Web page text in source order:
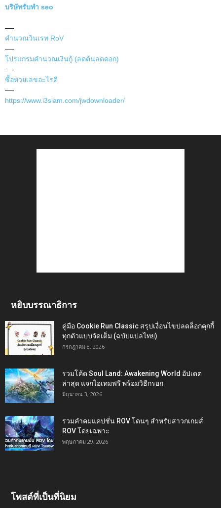
บริษัทรับทำ seo
—-
คำนวณวินเรท RoV
—-
โปรแกรมคำนวณเงินกู้ (ลดต้นลดดอก)
—-
ซื้อหวยเลขอะไรดี
—-
https://www.i3siam.com/jwdownloader/
หยิบบรรณาธิการ
คู่มือ Cookie Run Classic สรุปเงื่อนไขปลดล็อกคุกกี้
ทุกตัวแบบจัดเต็ม (ฉบับแปลไทย)
กรกฎาคม 8, 2026
รวมโค้ด Soul Land: Awakening World อัปเดต
ล่าสุด แจกไอเทมฟรี พร้อมวิธีกรอก
มิถุนายน 3, 2026
รวมคำคมแคปชั่น ROV โดนๆ สำหรับสาวกเกมส์
ROV โดยเฉพาะ
พฤษภาคม 29, 2026
โพสต์ที่เป็นที่นิยม